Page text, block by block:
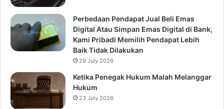
Perbedaan Pendapat Jual Beli Emas
Digital Atau Simpan Emas Digital di Bank,
Kami Pribadi Memilih Pendapat Lebih
Baik Tidak Dilakukan
29 July 2026
Ketika Penegak Hukum Malah Melanggar
Hukum
23 July 2026